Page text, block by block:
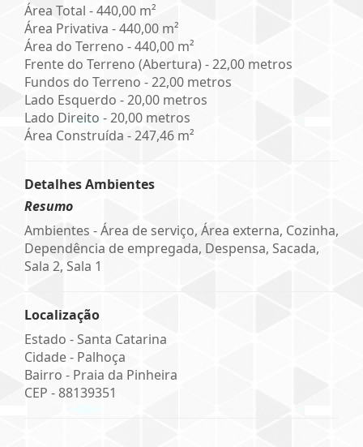
Área Total - 440,00 m²
Área Privativa - 440,00 m²
Área do Terreno - 440,00 m²
Frente do Terreno (Abertura) - 22,00 metros
Fundos do Terreno - 22,00 metros
Lado Esquerdo - 20,00 metros
Lado Direito - 20,00 metros
Área Construída - 247,46 m²
Detalhes Ambientes
Resumo
Ambientes - Área de serviço, Área externa, Cozinha,
Dependência de empregada, Despensa, Sacada,
Sala 2, Sala 1
Localização
Estado -Santa Catarina
Cidade - Palhoça
Bairro - Praia da Pinheira
CEP -88139351